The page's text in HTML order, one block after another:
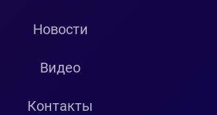
Новости
Видео
Контакты